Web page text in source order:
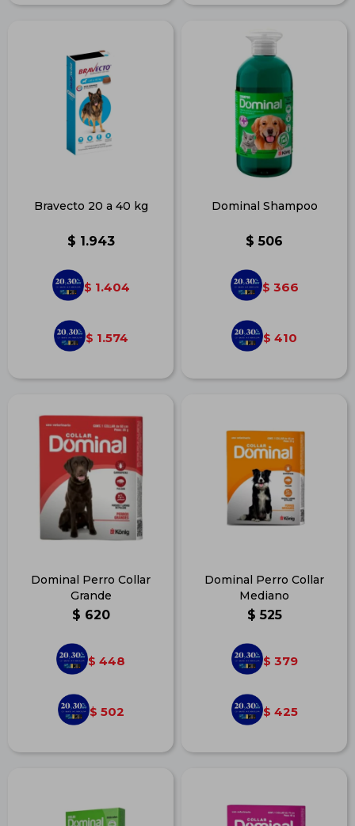
Bravecto 20 a 40 kg
$ 1.943
$ 1.404
$ 1.574
Dominal Shampoo
$ 506
$ 366
$ 410
Dominal Perro Collar
Grande
$ 620
$ 448
$ 502
Dominal Perro Collar
Mediano
$ 525
$ 379
$ 425